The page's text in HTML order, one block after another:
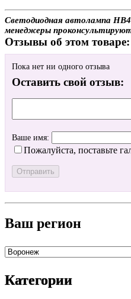
Светодиодная автолампа
менеджеры
Отзывы об этом товаре:
Пока нет ни одного отзыва
Оставить свой отзыв:
Ваше имя:
Пожалуйста, поставьте
Ваш регион
Категории